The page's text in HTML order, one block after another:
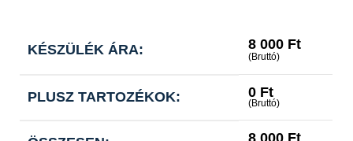
KÉSZÜLÉK ÁRA: 8 000 Ft
(Bruttó)
PLUSZ TARTOZÉKOK: 0 Ft
(Bruttó)